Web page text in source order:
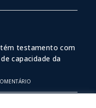
testamento com
capacidade da